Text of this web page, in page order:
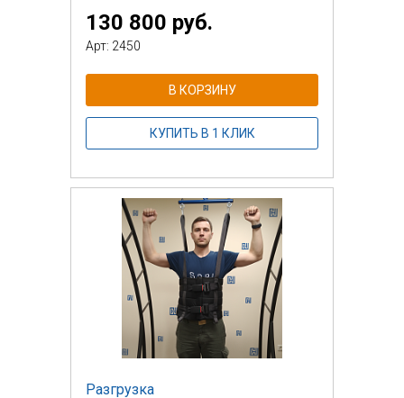
130 800 руб.
Арт: 2450
В КОРЗИНУ
КУПИТЬ В 1 КЛИК
Разгрузка